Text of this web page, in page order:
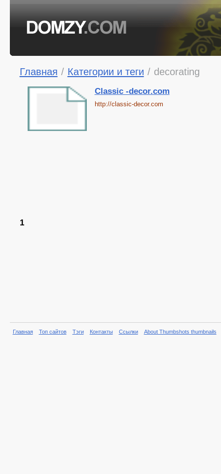
Главная / Категории и теги / decorating
Classic -decor.com
http://classic-decor.com
1
Главная Топ сайтов Тэги Контакты Ссылки About Thumbshots thumbnails